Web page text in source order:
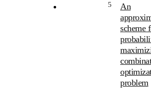
5
An
scheme
problem